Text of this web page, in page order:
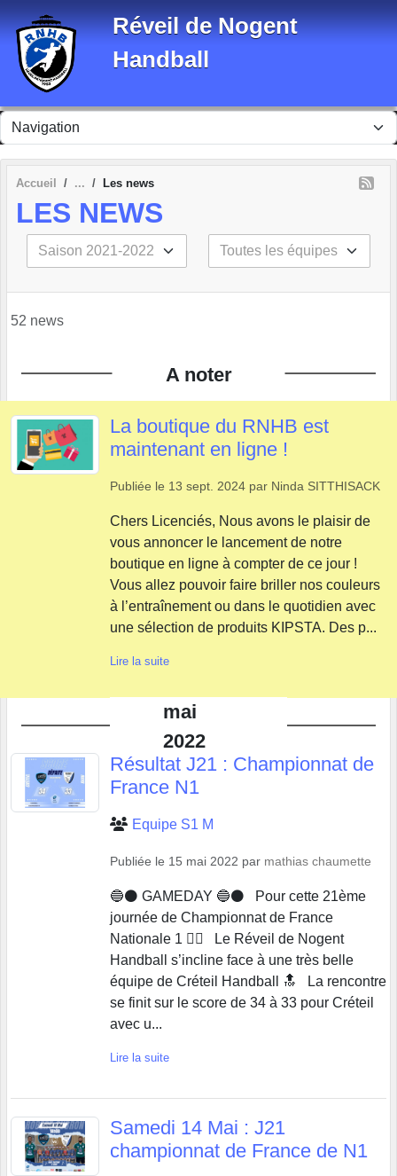
Réveil de Nogent
Handball
Accueil Les news
LES NEWS
52 news
A noter
La boutique du RNHB est
maintenant en ligne !
Publiée le 13 sept. 2024 par Ninda SITTHISACK
Chers Licenciés, Nous avons le plaisir de
vous annoncer le lancement de notre
boutique en ligne à compter de ce jour !
Vous allez pouvoir faire briller nos couleurs
à l’entraînement ou dans le quotidien avec
une sélection de produits KIPSTA. Des p...
Lire la suite
mai
2022
Résultat J21 : Championnat de
France N1
Equipe S1 M
Publiée le 15 mai 2022 par mathias chaumette
🔵⚫️ GAMEDAY 🔵⚫️ Pour cette 21ème
journée de Championnat de France
Nationale 1 🤾‍♂️ Le Réveil de Nogent
Handball s’incline face à une très belle
équipe de Créteil Handball 🔝 La rencontre
se finit sur le score de 34 à 33 pour Créteil
avec u...
Lire la suite
Samedi 14 Mai : J21
championnat de France de N1